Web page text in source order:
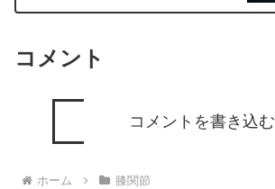
コメント
コメントを書き込む
ホーム 膝関節